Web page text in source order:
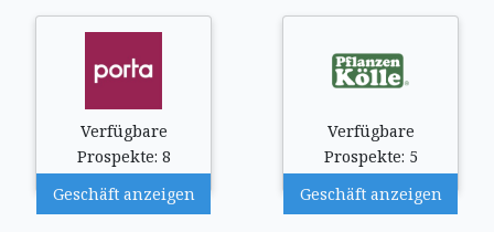
Verfügbare
Prospekte: 8
Geschäft anzeigen
Verfügbare
Prospekte: 5
Geschäft anzeigen